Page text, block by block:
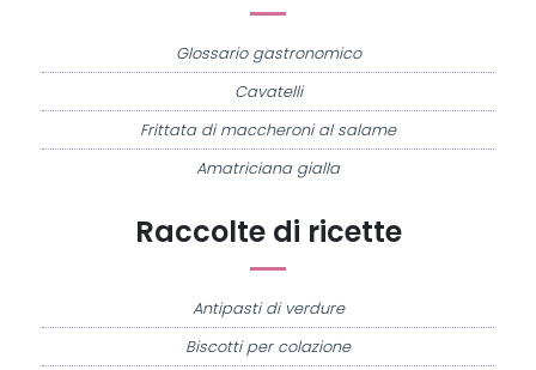
Raccolte di ricette
Antipasti di verdure
Biscotti per colazione
Glossario gastronomico
Cavatelli
Frittata di maccheroni al salame
Amatriciana gialla